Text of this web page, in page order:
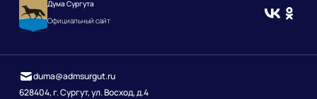
Дума Сургута
Официальный сайт
628404, г. Сургут, ул. Восход, д.4
duma@admsurgut.ru